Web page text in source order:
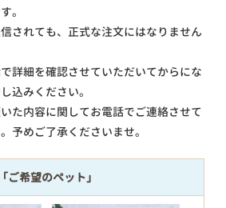
。
されても、正式な注文にはなりません
詳細を確認させていただいてからにな
込みください。
た内容に関してお電話でご連絡させて
予めご了承くださいませ。
「ご希望のペット」